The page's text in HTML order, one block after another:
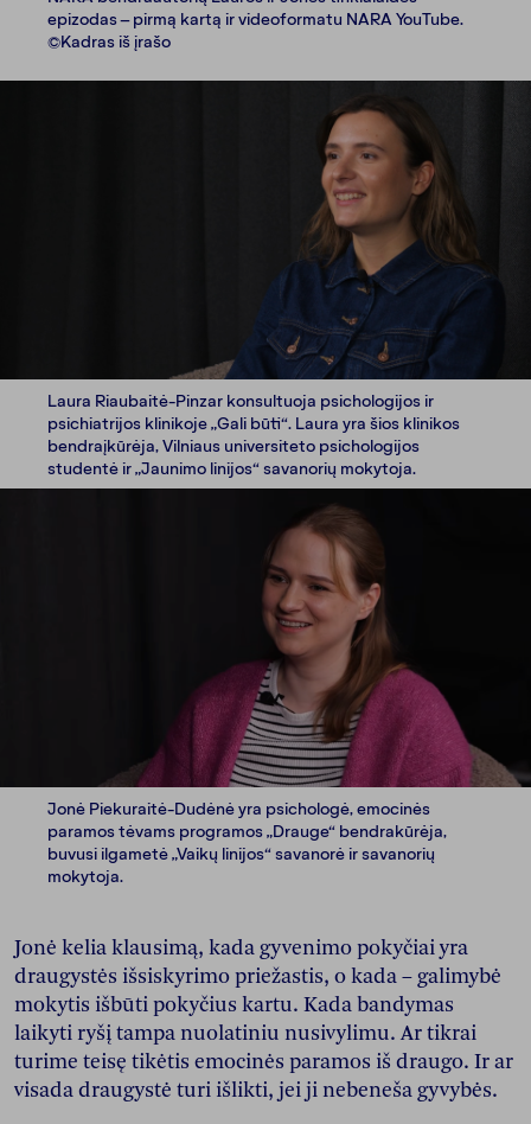
epizodas – pirmą kartą ir videoformatu NARA YouTube.
©Kadras iš įrašo
Laura Riaubaitė-Pinzar konsultuoja psichologijos ir
psichiatrijos klinikoje „Gali būti“. Laura yra šios klinikos
bendraįkūrėja, Vilniaus universiteto psichologijos
studentė ir „Jaunimo linijos“ savanorių mokytoja.
Jonė Piekuraitė-Dudėnė yra psichologė, emocinės
paramos tėvams programos „Drauge“ bendrakūrėja,
buvusi ilgametė „Vaikų linijos“ savanorė ir savanorių
mokytoja.
Jonė kelia klausimą, kada gyvenimo pokyčiai yra
draugystės išsiskyrimo priežastis, o kada – galimybė
mokytis išbūti pokyčius kartu. Kada bandymas
laikyti ryšį tampa nuolatiniu nusivylimu. Ar tikrai
turime teisę tikėtis emocinės paramos iš draugo. Ir ar
visada draugystė turi išlikti, jei ji nebeneša gyvybės.